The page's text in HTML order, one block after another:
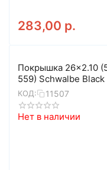
283,00 р.
Покрышка 26x2.10
559) Schwalbe Black
K-Guard
КОД: 11507
Нет в наличии